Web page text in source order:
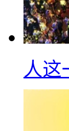
人这